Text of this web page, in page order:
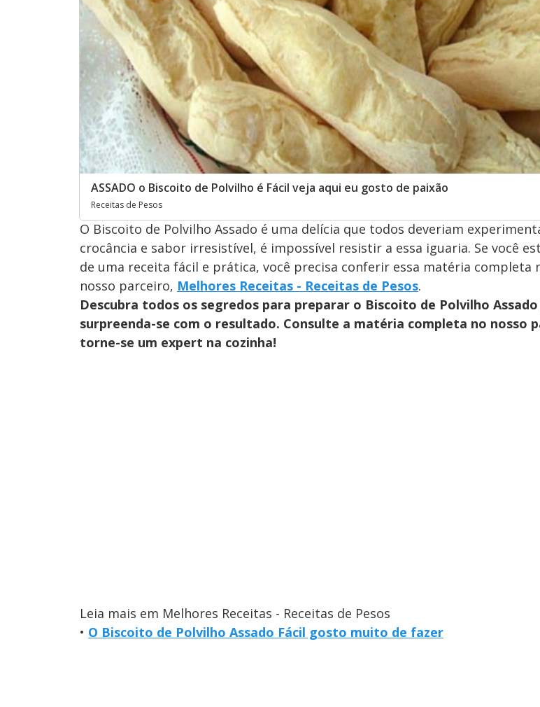
ASSADO o Biscoito de Polvilho é Fácil veja aqui eu gosto de paixão
Receitas de Pesos
O Biscoito de Polvilho Assado é uma delícia que todos deveriam
crocância e sabor irresistível, é impossível resistir a essa iguaria. Se você
de uma receita fácil e prática, você precisa conferir essa matéria completa
nosso parceiro, Melhores Receitas - Receitas de Pesos.
Descubra todos os segredos para preparar o Biscoito de Polvilho
surpreenda-se com o resultado. Consulte a matéria completa no nosso
torne-se um expert na cozinha!
Leia mais em Melhores Receitas - Receitas de Pesos
• O Biscoito de Polvilho Assado Fácil gosto muito de fazer